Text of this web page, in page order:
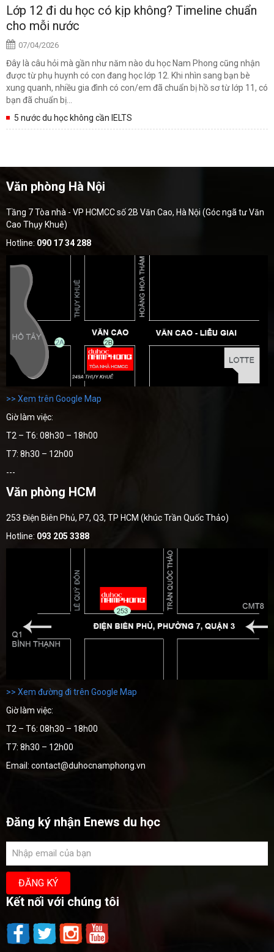
Lớp 12 đi du học có kịp không? Timeline chuẩn
cho mỗi nước
07/04/2026
Đây là câu hỏi mà gần như năm nào du học Nam Phong cũng nhận
được từ phụ huynh có con đang học lớp 12. Khi nhìn sang bạn bè
xung quanh, nhiều gia đình có con/em đã chuẩn bị hồ sơ từ lớp 11, có
bạn đã chuẩn bị...
5 nước du học không cần IELTS
Văn phòng Hà Nội
Tầng 7 Tòa nhà - VP HCMCC số 2B Văn Cao, Hà Nội (Góc ngã tư Văn
Cao Thụy Khuê)
Hotline: 090 17 34 288
>> Xem trên Google Map
Giờ làm việc:
T2 – T6: 08h30 – 18h00
T7: 8h30 – 12h00
---
Văn phòng HCM
253 Điện Biên Phủ, P7, Q3, TP HCM (khúc Trần Quốc Thảo)
Hotline: 093 205 3388
>> Xem đường đi trên Google Map
Giờ làm việc:
T2 – T6: 08h30 – 18h00
T7: 8h30 – 12h00
Email: contact@duhocnamphong.vn
Đăng ký nhận Enews du học
Kết nối với chúng tôi